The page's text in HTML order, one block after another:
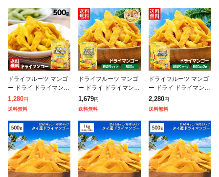
ドライフルーツ マンゴ
ー ドライ ドライマンゴ
ー 500g (メール便)食べ
やすい 不揃い 細切り
スティック 大容量 マン
ゴ
1,280円
送料無料
ドライフルーツ マンゴ
ー ドライ ドライマンゴ
ー 500g タイ産 タイ 食
べやすい ふぞろい 不揃
い 細切り スティック
大容
1,679円
送料無料
ドライフルーツ マンゴ
ー ドライ ドライマンゴ
ー 1kg (500g×2袋) タイ
産 タイ 食べやすい ふ
ぞろい 不揃い 細切り
2,280円
送料無料